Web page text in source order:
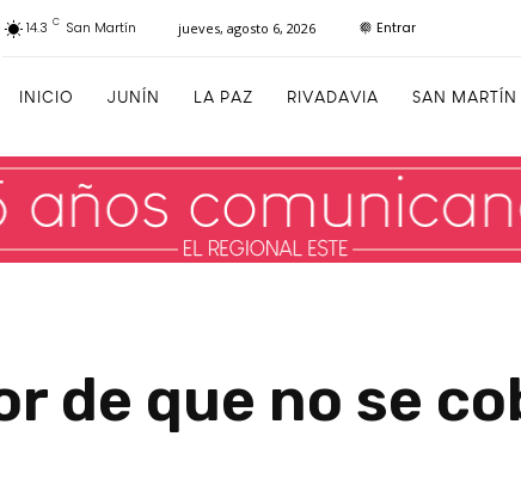
14.3 C San Martín jueves, agosto 6, 2026 Entrar
INICIO JUNÍN LA PAZ RIVADAVIA SAN MARTÍN
de que no se